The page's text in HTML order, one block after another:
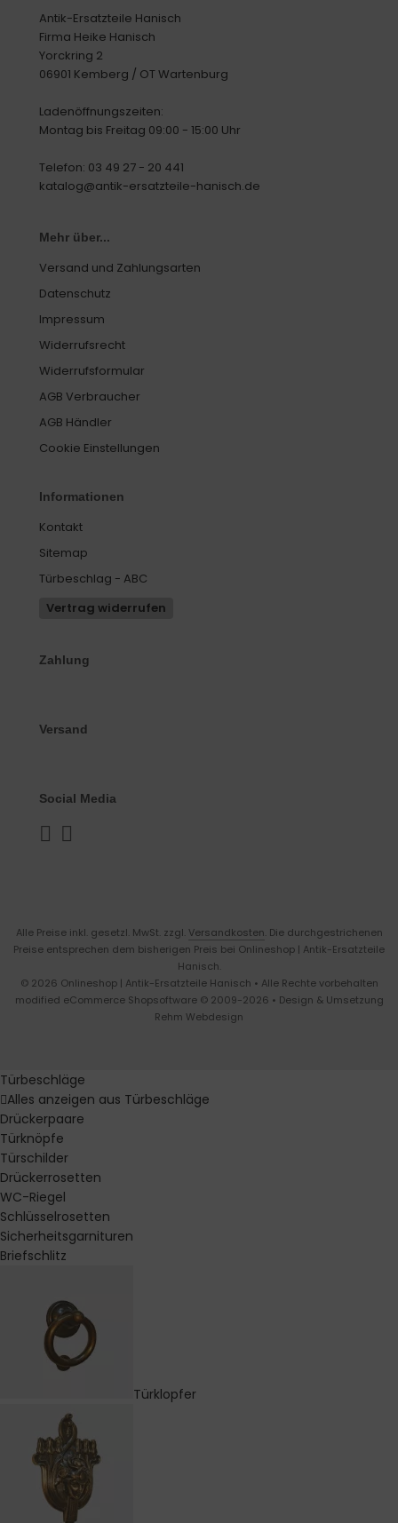
Antik-Ersatzteile Hanisch
Firma Heike Hanisch
Yorckring 2
06901 Kemberg / OT Wartenburg
Ladenöffnungszeiten:
Montag bis Freitag 09:00 - 15:00 Uhr
Telefon: 03 49 27 - 20 441
katalog@antik-ersatzteile-hanisch.de
Mehr über...
Versand und Zahlungsarten
Datenschutz
Impressum
Widerrufsrecht
Widerrufsformular
AGB Verbraucher
AGB Händler
Cookie Einstellungen
Informationen
Kontakt
Sitemap
Türbeschlag - ABC
Vertrag widerrufen
Zahlung
Versand
Social Media
Alle Preise inkl. gesetzl. MwSt. zzgl. Versandkosten . Die durchgestrichenen
Preise entsprechen dem bisherigen Preis bei Onlineshop | Antik-Ersatzteile
Hanisch.
© 2026 Onlineshop | Antik-Ersatzteile Hanisch • Alle Rechte vorbehalten
modified eCommerce Shopsoftware © 2009-2026 • Design & Umsetzung
Rehm Webdesign
Türbeschläge
Alles anzeigen aus Türbeschläge
Drückerpaare
Türknöpfe
Türschilder
Drückerrosetten
WC-Riegel
Schlüsselrosetten
Sicherheitsgarnituren
Briefschlitz
Türklopfer